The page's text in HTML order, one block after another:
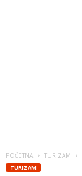
POČETNA TURIZAM
TURIZAM